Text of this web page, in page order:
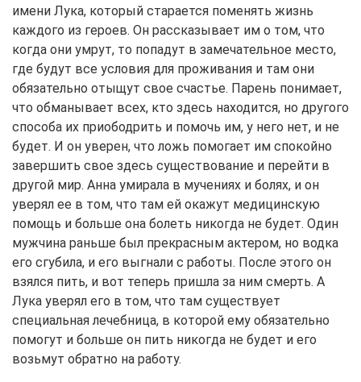
имени Лука, который старается поменять жизнь
каждого из героев. Он рассказывает им о том, что
когда они умрут, то попадут в замечательное место,
где будут все условия для проживания и там они
обязательно отыщут свое счастье. Парень понимает,
что обманывает всех, кто здесь находится, но другого
способа их приободрить и помочь им, у него нет, и не
будет. И он уверен, что ложь помогает им спокойно
завершить свое здесь существование и перейти в
другой мир. Анна умирала в мучениях и болях, и он
уверял ее в том, что там ей окажут медицинскую
помощь и больше она болеть никогда не будет. Один
мужчина раньше был прекрасным актером, но водка
его сгубила, и его выгнали с работы. После этого он
взялся пить, и вот теперь пришла за ним смерть. А
Лука уверял его в том, что там существует
специальная лечебница, в которой ему обязательно
помогут и больше он пить никогда не будет и его
возьмут обратно на работу.